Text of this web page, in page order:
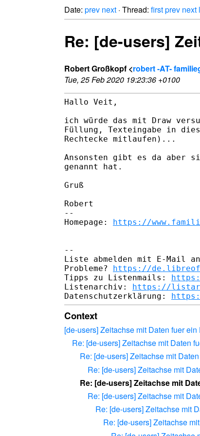
Date: prev next · Thread: firstprev next
Re: [de-users]
Robert Großkopf <robert -AT-
Tue, 25 Feb 2020 19:23:36 +0100
Hallo Veit,
ich würde das mit Draw
Füllung, Texteingabe in
Rechtecke mitlaufen)...
Ansonsten gibt es da aber
genannt hat.
Gruß
Robert
--
Homepage: https://
--
Liste abmelden mit E-Mail
Probleme? https://
Tipps zu Listenmails:
Listenarchiv: https://
Datenschutzerklärung:
Context
[de-users] Zeitachse mit Daten fuer ein
Re: [de-users] Zeitachse mit Daten
Re: [de-users] Zeitachse mit
Re: [de-users] Zeitachse mit
Re: [de-users] Zeitachse mit
Re: [de-users] Zeitachse mit
Re: [de-users] Zeitachse mit
Re: [de-users] Zeitachse